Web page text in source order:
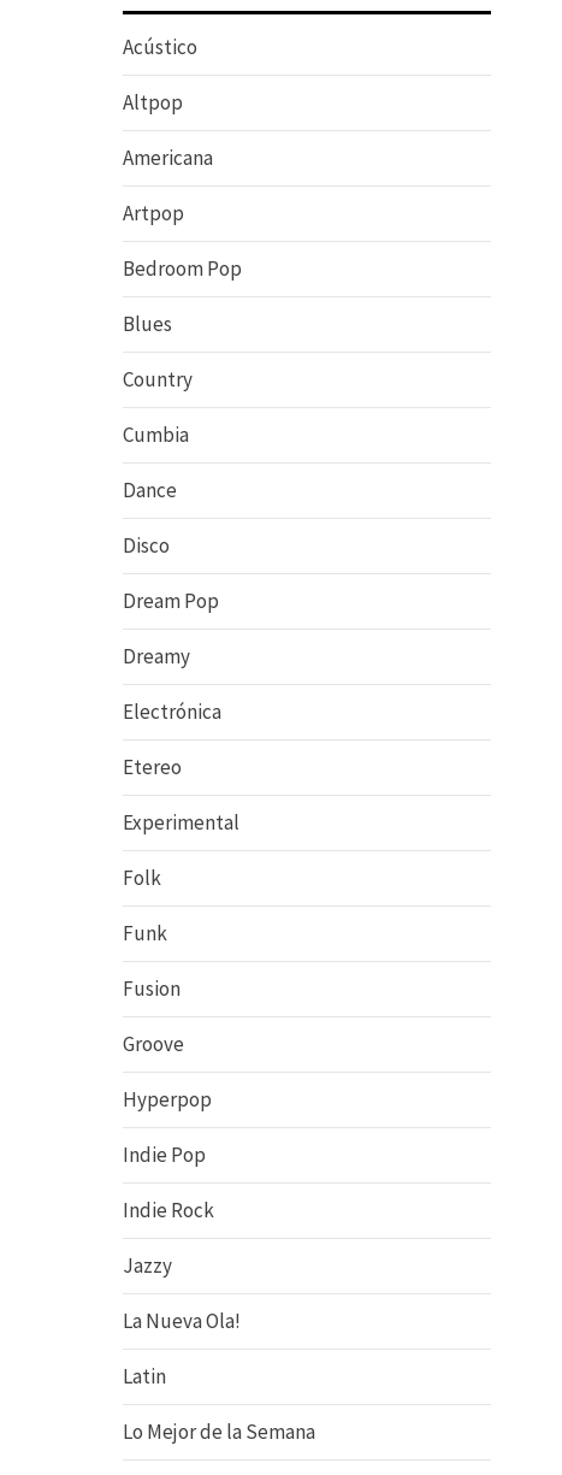
Acústico
Altpop
Americana
Artpop
Bedroom Pop
Blues
Country
Cumbia
Dance
Disco
Dream Pop
Dreamy
Electrónica
Etereo
Experimental
Folk
Funk
Fusion
Groove
Hyperpop
Indie Pop
Indie Rock
Jazzy
La Nueva Ola!
Latin
Lo Mejor de la Semana